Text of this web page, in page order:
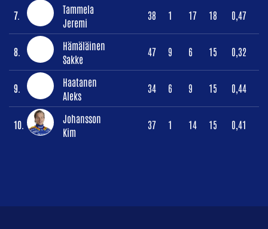
7.
Tammela
Jeremi
38 1 17 18 0,47
8.
Hämäläinen
Sakke
47 9 6 15 0,32
9.
Haatanen
Aleks
34 6 9 15 0,44
10.
Johansson
Kim
37 1 14 15 0,41